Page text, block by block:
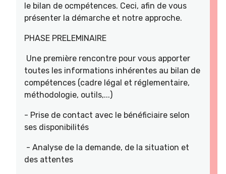
le bilan de ocmpétences. Ceci, afin de vous
présenter la démarche et notre approche.
PHASE PRELEMINAIRE
Une première rencontre pour vous apporter
toutes les informations inhérentes au bilan de
compétences (cadre légal et réglementaire,
méthodologie, outils,...)
- Prise de contact avec le bénéficiaire selon
ses disponibilités
- Analyse de la demande, de la situation et
des attentes